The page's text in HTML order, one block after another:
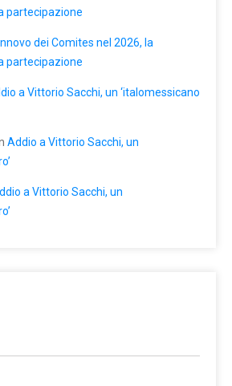
partecipazione
dei Comites nel 2026, la
partecipazione
a Vittorio Sacchi, un ‘italomessicano
Addio a Vittorio Sacchi, un
a Vittorio Sacchi, un